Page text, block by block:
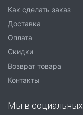
Как сделать заказ
Доставка
Оплата
Скидки
Возврат товара
Контакты
Мы в социальных